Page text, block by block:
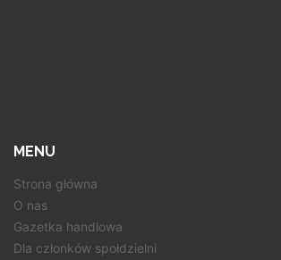
MENU
Strona główna
O nas
Gazetka handlowa
Dla członków społdzielni